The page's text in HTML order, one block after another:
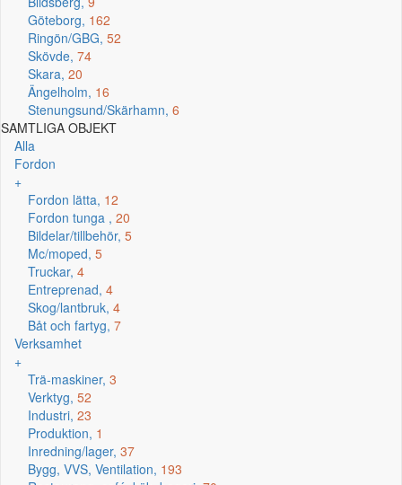
Göteborg, 162
Ringön/GBG, 52
Skövde, 74
Skara, 20
Ängelholm, 16
Stenungsund/Skärhamn, 6
SAMTLIGA OBJEKT
Alla
Fordon
+
Fordon lätta, 12
Fordon tunga , 20
Bildelar/tillbehör, 5
Mc/moped, 5
Truckar, 4
Entreprenad, 4
Skog/lantbruk, 4
Båt och fartyg, 7
Verksamhet
+
Trä-maskiner, 3
Verktyg, 52
Industri, 23
Produktion, 1
Inredning/lager, 37
Bygg, VVS, Ventilation, 193